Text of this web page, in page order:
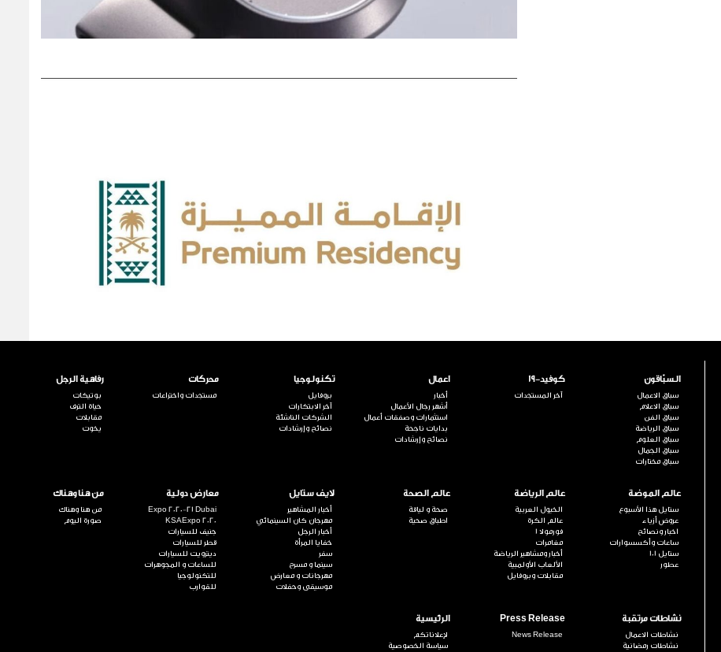
السبّاقون
سباق الاعمال
سباق الاعلام
سباق الفن
سباق الرياضة
سباق العلوم
سباق الجمال
سباق مختارات
كوفيد-19
آخر المستجدات
اعمال
أخبار
أشهر رجال الأعمال
استثمارات وصفقات أعمال
بدايات ناجحة
نصائح وإرشادات
تكنولوجيا
بروفايل
آخر الابتكارات
الشركات الناشئة
نصائح وإرشادات
محركات
مستجدات واختراعات
رفاهية الرجل
بوتيكات
حياة الترف
مقابلات
يخوت
عالم الموضة
ستايل هذا الأسبوع
عروض أزياء
اخبار ونصائح
ساعات وأكسسوارات
ستايل 101
عطور
عالم الرياضة
الخيول العربية
عالم الكرة
فورمولا 1
مغامرات
أخبار ومشاهير الرياضة
الألعاب الأولمبية
مقابلات وبروفايل
عالم الصحة
صحة و لياقة
اطباق صحية
لايف ستايل
أخبار المشاهير
مهرجان كان السينمائي
أخبار الرجل
خفايا المرأة
سفر
سينما و مسرح
مهرجانات و معارض
موسيقى وحفلات
معارض دولية
Expo 2020-21 Dubai
KSAExpo 2020
جنيف للسيارات
قطر للسيارات
ديترويت للسيارات
للساعات و المجوهرات
للتكنولوجيا
للقوارب
من هنا وهناك
من هنا وهناك
صورة اليوم
نشاطات مرتقبة
نشاطات الاعمال
نشاطات رمضانية
Press Release
News Release
الرئيسية
لإعلاناتكم
سياسة الخصوصية